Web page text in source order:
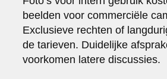
beelden voor commerciële
Exclusieve rechten of
de tarieven. Duidelijke
voorkomen latere discussies.